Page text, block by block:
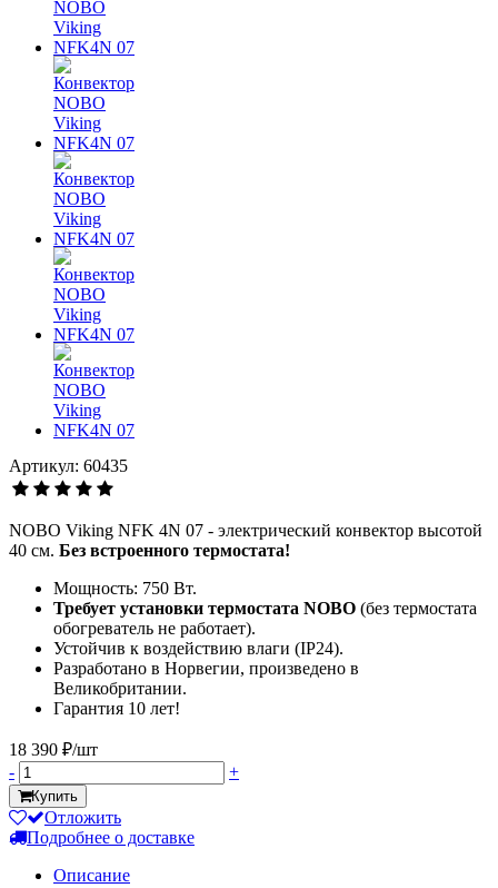
Артикул: 60435
NOBO Viking NFK 4N 07 - электрический конвектор высотой
40 см. Без встроенного термостата!
Мощность: 750 Вт.
Требует установки термостата NOBO (без термостата
обогреватель не работает).
Устойчив к воздействию влаги (IP24).
Разработано в Норвегии, произведено в
Великобритании.
Гарантия 10 лет!
18 390 ₽/шт
-
+
Купить
Отложить
Подробнее о доставке
Описание